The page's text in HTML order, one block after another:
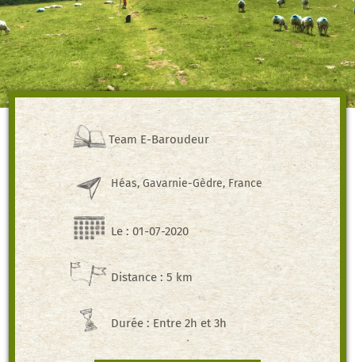
Team E-Baroudeur
Héas, Gavarnie-Gèdre, France
Le : 01-07-2020
Distance : 5 km
Durée : Entre 2h et 3h